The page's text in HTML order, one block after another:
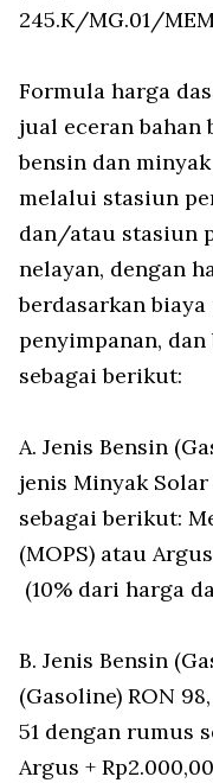
245.K/MG.01/
Formula harga
jual eceran bahan
bensin dan
melalui stasiun
dan/atau stasiun
nelayan, dengan
berdasarkan
penyimpanan,
sebagai berikut:
A. Jenis Bensin
jenis Minyak
sebagai berikut:
(MOPS) atau
(10% dari harga
B. Jenis Bensin
(Gasoline) RON
51 dengan rumus
Argus +